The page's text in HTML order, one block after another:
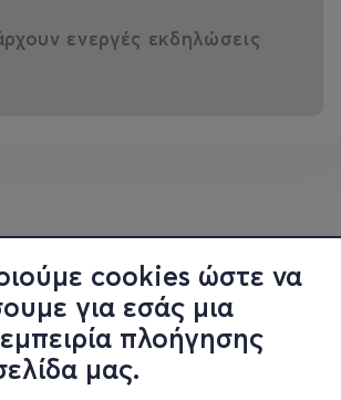
cookies ώστε να
για εσάς μια
πλοήγησης
μας.
ενεργές εκδηλώσεις